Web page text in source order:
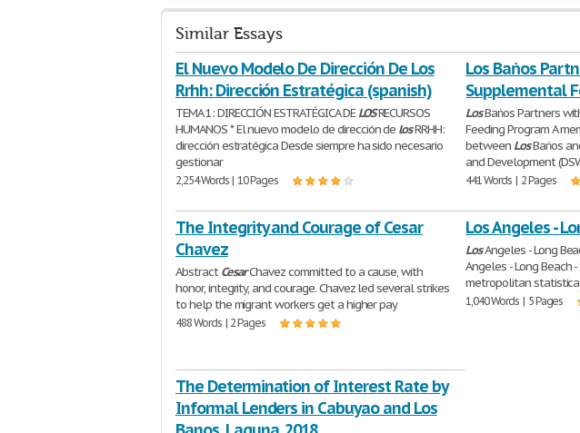
Similar Essays
El Nuevo Modelo De Dirección De Los
Rrhh: Dirección Estratégica (spanish)
TEMA 1: DIRECCIÓN ESTRATÉGICA DELOSRECURSOS
HUMANOS * El nuevo modelo de dirección de losRRHH:
dirección estratégica Desde siempre ha sido necesario
gestionar
2,254 Words | 10 Pages
Los Baṅos
Supplemental
LosBaṅos Partners
Feeding Program A
between LosBaṅos
and Development
441 Words | 2 Pages
The Integrity and Courage of Cesar
Chavez
AbstractCesarChavez committed to a cause, with
honor, integrity, and courage. Chavez led several strikes
to help the migrant workers get a higher pay
488 Words | 2 Pages
Los Angeles -
LosAngeles - Long
Angeles - Long Beach
metropolitan
1,040 Words | 5 Pages
The Determination of Interest Rate by
Informal Lenders in Cabuyao and Los